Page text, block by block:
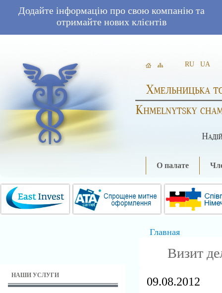
Додайте інформацію про свою компанію та
отримайте нових клієнтів
RU UA
О палате
Главная
Визит
09.08.2012
НАШИ УСЛУГИ